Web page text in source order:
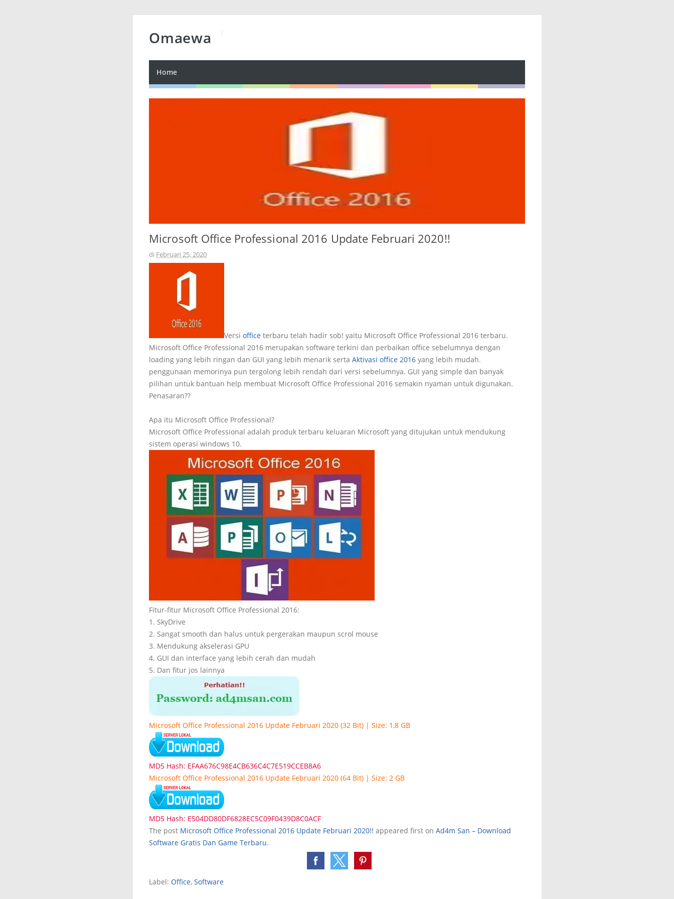
Omaewa
Home
Microsoft Office Professional 2016 Update Februari 2020!!
di Februari 25, 2020
Versi office terbaru telah hadir sob! yaitu Microsoft Office Professional 2016 terbaru.
Microsoft Office Professional 2016 merupakan software terkini dan perbaikan office sebelumnya dengan
loading yang lebih ringan dan GUI yang lebih menarik serta Aktivasi office 2016 yang lebih mudah.
penggunaan memorinya pun tergolong lebih rendah dari versi sebelumnya. GUI yang simple dan banyak
pilihan untuk bantuan help membuat Microsoft Office Professional 2016 semakin nyaman untuk digunakan.
Penasaran??
Apa itu Microsoft Office Professional?
Microsoft Office Professional adalah produk terbaru keluaran Microsoft yang ditujukan untuk mendukung
sistem operasi windows 10.
Fitur-fitur Microsoft Office Professional 2016:
1. SkyDrive
2. Sangat smooth dan halus untuk pergerakan maupun scrol mouse
3. Mendukung akselerasi GPU
4. GUI dan interface yang lebih cerah dan mudah
5. Dan fitur jos lainnya
Microsoft Office Professional 2016 Update Februari 2020 (32 Bit) | Size: 1,8 GB
MD5 Hash: EFAA676C98E4CB636C4C7E519CCEB8A6
Microsoft Office Professional 2016 Update Februari 2020 (64 Bit) | Size: 2 GB
MD5 Hash: E504DD80DF6828EC5C09F0439D8C0ACF
The post Microsoft Office Professional 2016 Update Februari 2020!! appeared first on Ad4m San – Download
Software Gratis Dan Game Terbaru.
Label: Office, Software